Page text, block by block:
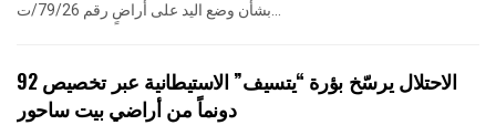
بشأن وضع اليد على أراضٍ رقم 79/26/ت...
الاحتلال يرسّخ بؤرة “يتسيف” الاستيطانية عبر تخصيص 92
دونماً من أراضي بيت ساحور